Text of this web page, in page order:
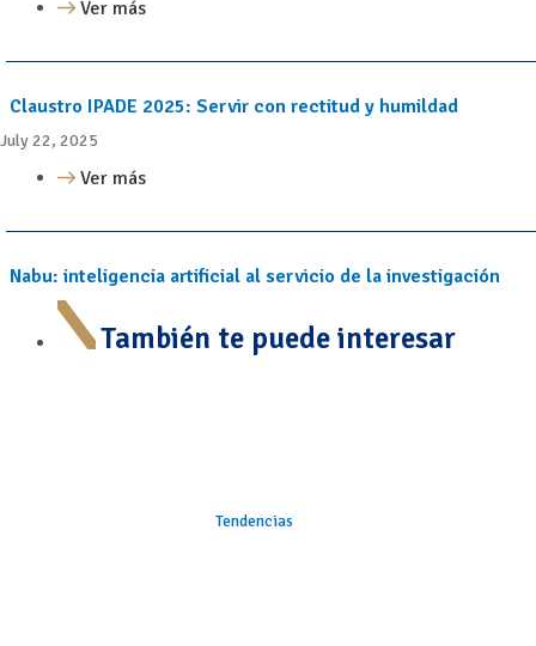
Ver más
Claustro IPADE 2025: Servir con rectitud y humildad
July 22, 2025
Ver más
Nabu: inteligencia artificial al servicio de la investigación
También te puede interesar
Tendencias